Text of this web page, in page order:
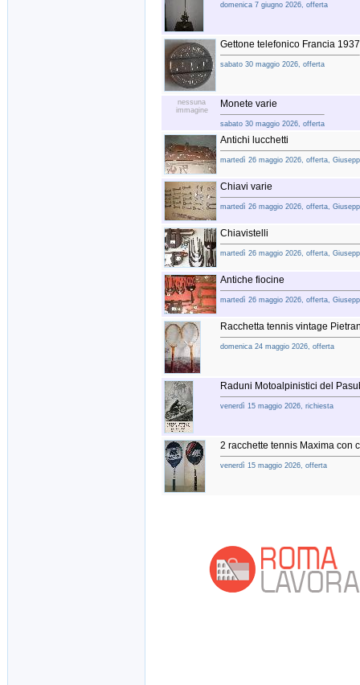
domenica 7 giugno 2026, offerta
Gettone telefonico Francia 1937
sabato 30 maggio 2026, offerta
nessuna
immagine
Monete varie
sabato 30 maggio 2026, offerta
Antichi lucchetti
martedì 26 maggio 2026, offerta,
Chiavi varie
martedì 26 maggio 2026, offerta,
Chiavistelli
martedì 26 maggio 2026, offerta,
Antiche fiocine
martedì 26 maggio 2026, offerta,
Racchetta tennis vintage
domenica 24 maggio 2026, offerta
Raduni Motoalpinistici del
venerdì 15 maggio 2026, richiesta
2 racchette tennis Maxima con
venerdì 15 maggio 2026, offerta